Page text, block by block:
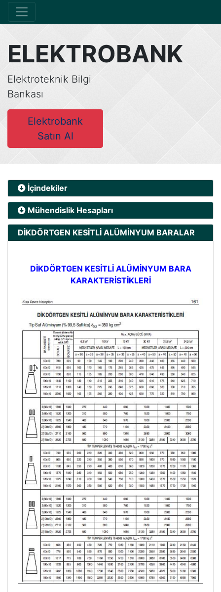
ELEKTROBANK
Elektroteknik Bilgi
Bankası
Elektrobank
Satın Al
İçindekiler
Mühendislik Hesapları
DİKDÖRTGEN KESİTLİ ALÜMİNYUM BARALAR
DİKDÖRTGEN KESİTLİ ALÜMİNYUM BARA
KARAKTERİSTİKLERİ